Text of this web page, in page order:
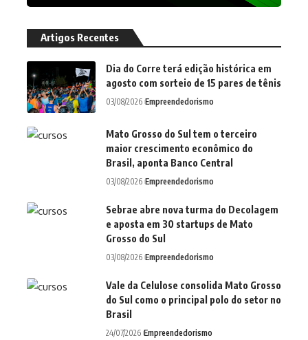
Artigos Recentes
Dia do Corre terá edição histórica em
agosto com sorteio de 15 pares de tênis
03/08/2026 Empreendedorismo
Mato Grosso do Sul tem o terceiro
maior crescimento econômico do
Brasil, aponta Banco Central
03/08/2026 Empreendedorismo
Sebrae abre nova turma do Decolagem
e aposta em 30 startups de Mato
Grosso do Sul
03/08/2026 Empreendedorismo
Vale da Celulose consolida Mato Grosso
do Sul como o principal polo do setor no
Brasil
24/07/2026 Empreendedorismo